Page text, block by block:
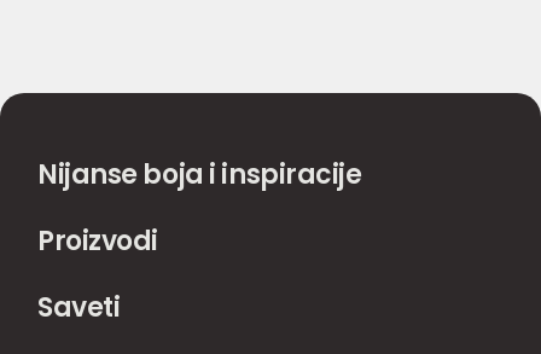
Nijanse boja i inspiracije
Proizvodi
Saveti